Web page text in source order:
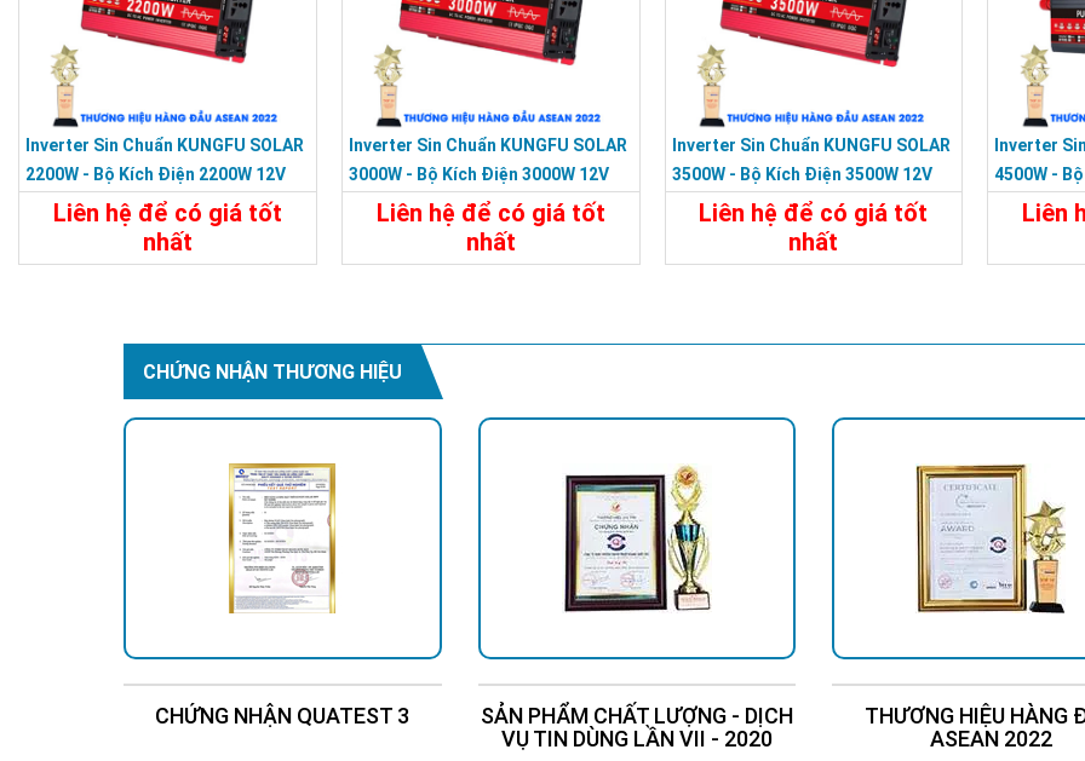
Nhiều biện pháp bảo vệ an toàn.
Đầu vào và đầu ra hoàn toàn độc lập.
Thông minh, nhẹ và di động, được thiết kế đặc biệt để sử dụng tại nhà.
Ổ cắm đa năng, phù hợp với mọi loại phích cắm.
Đầu ra dạng sóng được sửa đổi
Áp dụng cho tải AC điện trở.
Công nghệ ổn định điện áp có độ chính xác cao.
Quạt làm mát và trạng thái làm việc được điều khiển thông minh bởi MCU, giúp kéo
Đảm bảo đạt được chứng chỉ CE, CTA, ISO, RoSH.
Cảnh báo
Đầu ra không thể song song với nguồn điện sẽ làm hỏng biến tần và nguy cơ bị điện
Không làm ướt khung: Nếu không có thể dẫn đến đoản mạch, thậm chí gây cháy và
Không chạm vào phích cắm điện khi tay ướt: Điều này có thể gây điện giật. Cấm tay
Không để các chất dễ bay hơi hoặc vật liệu dễ cháy trôi vào máy. Tránh xa ngọn
ra tia lửa điện, hãy nối ắc quy trước để đảm bảo không có khí dễ cháy - Sạc, xả ắc
thể tích tụ khí dễ cháy.
trặc hoặc hỏa hoạn, điện giật.
Cắm phích cắm đầy tải của thiết bị vào ổ điện: Việc không cắm chặt ổ cắm có thể
Không sử dụng phích cắm bị hỏng hoặc ổ cắm bị lỏng.
Không làm hỏng ổ cắm hoặc dây điện đầu ra. (Không cắt, sửa lại, gần nơi gây sốt,
Inverter Sin Chuẩn KUNGFU SOLAR
2200W - Bộ Kích Điện 2200W 12V
Sang 220V
Liên hệ để có giá tốt
nhất
Inverter Sin Chuẩn KUNGFU SOLAR
3000W - Bộ Kích Điện 3000W 12V
Sang 220V
Liên hệ để có giá tốt
nhất
Inverter Sin Chuẩn KUNGFU SOLAR
3500W - Bộ Kích Điện 3500W 12V
Sang 220V
Liên hệ để có giá tốt
nhất
Inverter
4500W -
Sang 220V
Liên
CHỨNG NHẬN THƯƠNG HIỆU
CHỨNG NHẬN QUATEST 3
SẢN PHẨM CHẤT LƯỢNG - DỊCH
VỤ TIN DÙNG LẦN VII - 2020
THƯƠNG HIỆU HÀNG
ASEAN 2022